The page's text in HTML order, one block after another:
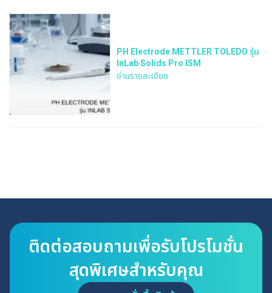
PH Electrode METTLER TOLEDO รุ่น
InLab Solids Pro ISM
อ่านรายละเอียด
ติดต่อสอบถามเพื่อรับโปรโมชั่น
สุดพิเศษสำหรับคุณ